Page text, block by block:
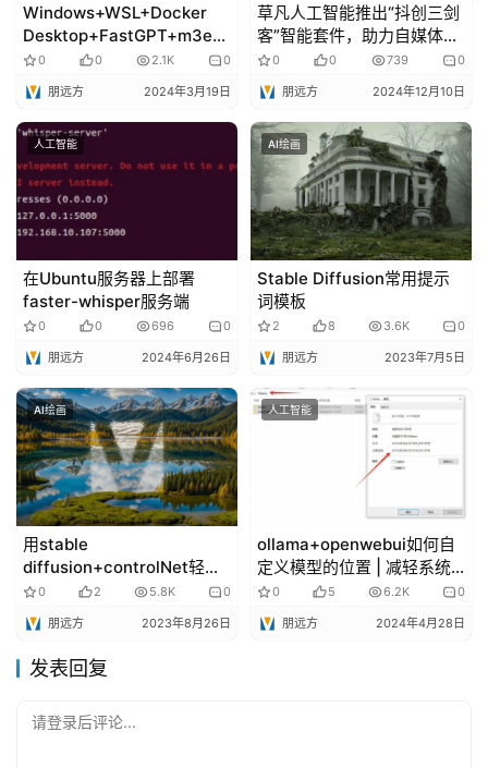
Windows+WSL+Docker
Desktop+FastGPT+m3e+
oneapi+Qwen-14B部署本
地AI知识库
0 0 2.1K 0
朋远方 2024年3月19日
草凡人工智能推出“抖创三剑
客”智能套件，助力自媒体从
业者打造个人IP
0 0 739 0
朋远方 2024年12月10日
人工智能
在Ubuntu服务器上部署
faster-whisper服务端
0 0 696 0
朋远方 2024年6月26日
AI绘画
Stable Diffusion常用提示
词模板
2 8 3.6K 0
朋远方 2023年7月5日
AI绘画
用stable
diffusion+controlNet轻松
搞定文字和logo融入风景
0 2 5.8K 0
朋远方 2023年8月26日
人工智能
ollama+openwebui如何自
定义模型的位置 | 减轻系统
盘C盘的压力
0 5 6.2K 0
朋远方 2024年4月28日
发表回复
请登录后评论...